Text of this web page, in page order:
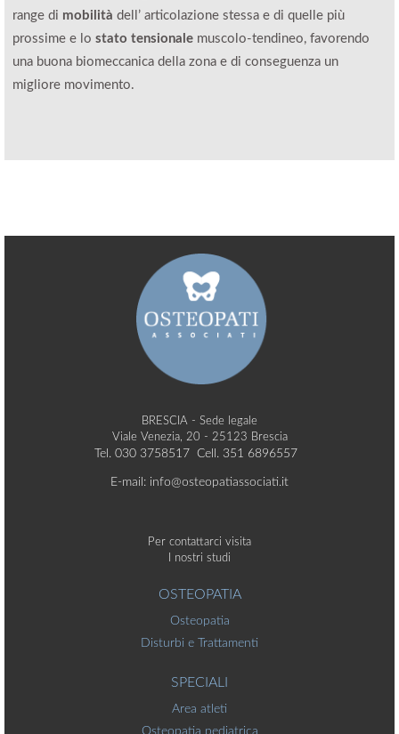
range di mobilità dell’ articolazione stessa e di quelle più
prossime e lo stato tensionalemuscolo-tendineo, favorendo
una buona biomeccanica della zona e di conseguenza un
migliore movimento.
BRESCIA - Sede legale
Viale Venezia, 20 - 25123 Brescia
Tel. 030 3758517 Cell. 351 6896557
E-mail: info@osteopatiassociati.it
Per contattarci visita
I nostri studi
OSTEOPATIA
Osteopatia
Disturbi e Trattamenti
SPECIALI
Area atleti
Osteopatia pediatrica